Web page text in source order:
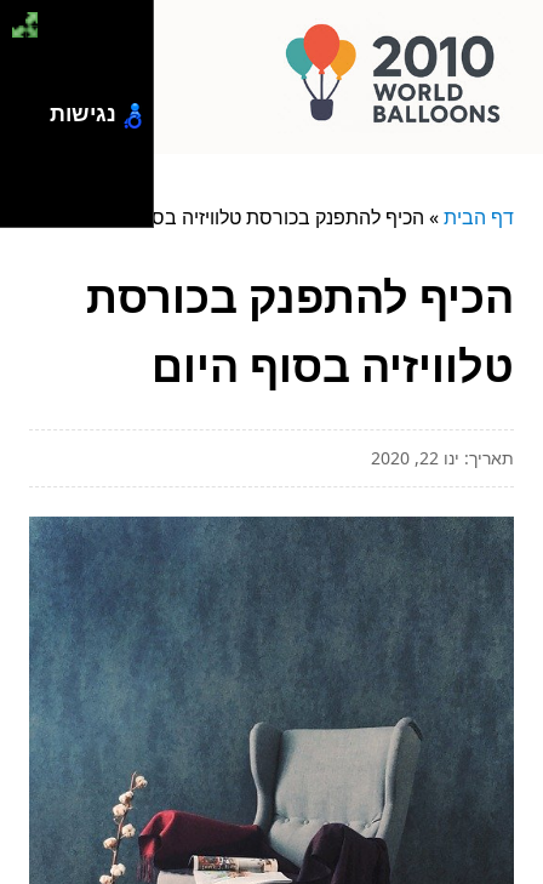
דף הבית» הכיף להתפנק בכורסת טלוויזיה בסוף היום
הכיף להתפנק בכורסת
טלוויזיה בסוף היום
תאריך: ינו 22, 2020
נגישות